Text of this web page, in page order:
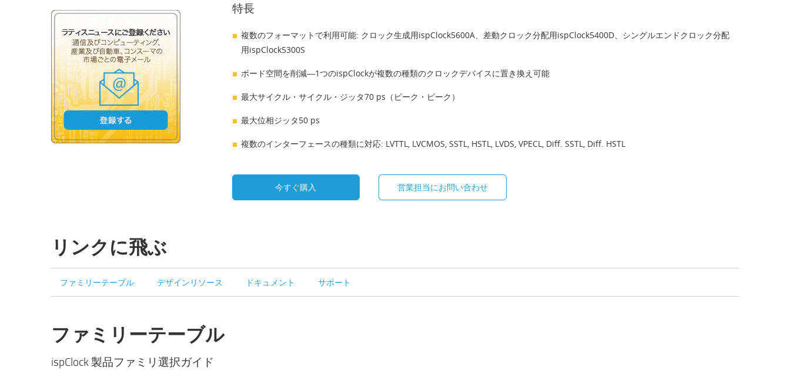
特長
複数のフォーマットで利用可能: クロック生成用ispClock5600A、差動クロック分配用ispClock5400D、シングルエンドクロック分配
用ispClock5300S
ボード空間を削減―1つのispClockが複数の種類のクロックデバイスに置き換え可能
最大サイクル・サイクル・ジッタ70 ps（ピーク・ピーク）
最大位相ジッタ50 ps
複数のインターフェースの種類に対応: LVTTL, LVCMOS, SSTL, HSTL, LVDS, VPECL, Diff. SSTL, Diff. HSTL
今すぐ購入 営業担当にお問い合わせ
リンクに飛ぶ
ファミリーテーブル デザインリソース ドキュメント サポート
ファミリーテーブル
ispClock 製品ファミリ選択ガイド